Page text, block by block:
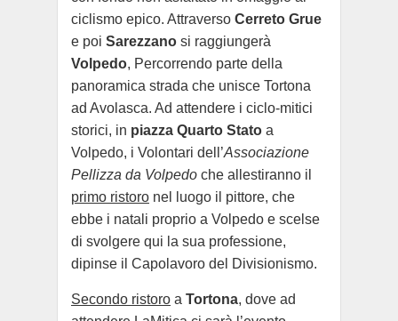
ciclismo epico. Attraverso Cerreto Grue
e poi Sarezzano si raggiungerà
Volpedo, Percorrendo parte della
panoramica strada che unisce Tortona
ad Avolasca. Ad attendere i ciclo-mitici
storici, in piazza Quarto Stato a
Volpedo, i Volontari dell’Associazione
Pellizza da Volpedo che allestiranno il
primo ristoro nel luogo il pittore, che
ebbe i natali proprio a Volpedo e scelse
di svolgere qui la sua professione,
dipinse il Capolavoro del Divisionismo.
Secondo ristoro a Tortona, dove ad